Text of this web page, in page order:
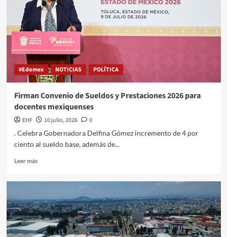
#Edomex NOTICIAS POLÍTICA
Firman Convenio de Sueldos y Prestaciones 2026 para
docentes mexiquenses
EHF 10 julio, 2026
0
. Celebra Gobernadora Delfina Gómez incremento de 4 por
ciento al sueldo base, además de...
Leer más